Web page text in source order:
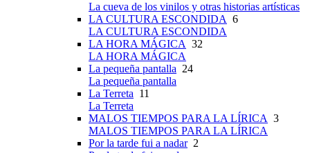
La cueva de los vinilos y otras historias artísticas
LA CULTURA ESCONDIDA 6
LA CULTURA ESCONDIDA
LA HORA MÁGICA 32
LA HORA MÁGICA
La pequeña pantalla 24
La pequeña pantalla
La Terreta 11
La Terreta
MALOS TIEMPOS PARA LA LÍRICA 3
MALOS TIEMPOS PARA LA LÍRICA
Por la tarde fui a nadar2